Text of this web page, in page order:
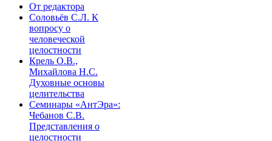
От редактора
Соловьёв С.Л. К
вопросу о
человеческой
целостности
Крель О.В.,
Михайлова Н.С.
Духовные основы
целительства
Семинары «АнтЭра»:
Чебанов С.В.
Представления о
целостности